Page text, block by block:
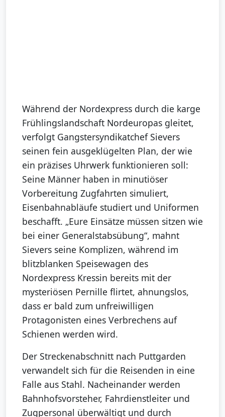
Während der Nordexpress durch die karge
Frühlingslandschaft Nordeuropas gleitet,
verfolgt Gangstersyndikatchef Sievers
seinen fein ausgeklügelten Plan, der wie
ein präzises Uhrwerk funktionieren soll:
Seine Männer haben in minutiöser
Vorbereitung Zugfahrten simuliert,
Eisenbahnabläufe studiert und Uniformen
beschafft. „Eure Einsätze müssen sitzen wie
bei einer Generalstabsübung“, mahnt
Sievers seine Komplizen, während im
blitzblanken Speisewagen des
Nordexpress Kressin bereits mit der
mysteriösen Pernille flirtet, ahnungslos,
dass er bald zum unfreiwilligen
Protagonisten eines Verbrechens auf
Schienen werden wird.
Der Streckenabschnitt nach Puttgarden
verwandelt sich für die Reisenden in eine
Falle aus Stahl. Nacheinander werden
Bahnhofsvorsteher, Fahrdienstleiter und
Zugpersonal überwältigt und durch